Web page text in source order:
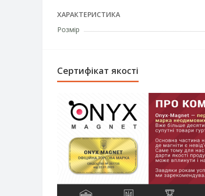
ХАРАКТЕРИСТИКА
Розмір
Сертифікат якості